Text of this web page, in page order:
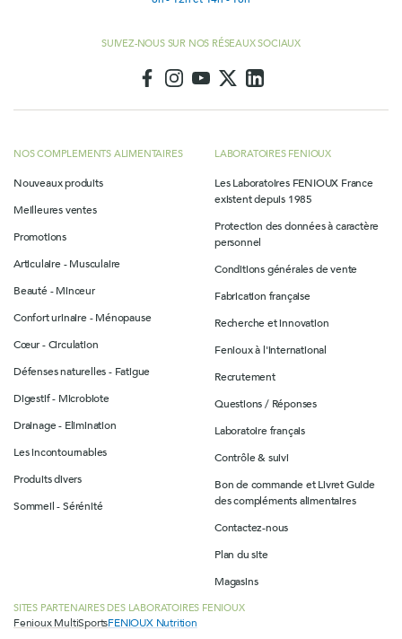
SUIVEZ-NOUS SUR NOS RÉSEAUX SOCIAUX
NOS COMPLEMENTS ALIMENTAIRES
Nouveaux produits
Meilleures ventes
Promotions
Articulaire - Musculaire
Beauté - Minceur
Confort urinaire - Ménopause
Cœur - Circulation
Défenses naturelles - Fatigue
Digestif - Microbiote
Drainage - Elimination
Les incontournables
Produits divers
Sommeil - Sérénité
LABORATOIRES FENIOUX
Les Laboratoires FENIOUX France
existent depuis 1985
Protection des données à caractère
personnel
Conditions générales de vente
Fabrication française
Recherche et innovation
Fenioux à l'international
Recrutement
Questions / Réponses
Laboratoire français
Contrôle & suivi
Bon de commande et Livret Guide
des compléments alimentaires
Contactez-nous
Plan du site
Magasins
SITES PARTENAIRES DES LABORATOIRES FENIOUX
Fenioux MultiSportsFENIOUX Nutrition